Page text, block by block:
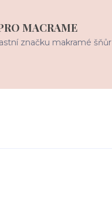
MACRAME
značku makramé šňůr